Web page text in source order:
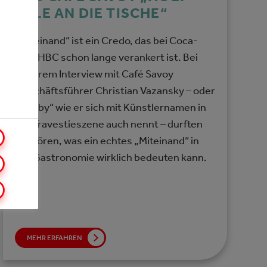
ALLE AN DIE TISCHE“
„Miteinand“ ist ein Credo, das bei Coca-
Cola HBC schon lange verankert ist. Bei
unserem Interview mit Café Savoy
Geschäftsführer Christian Vazansky – oder
„Bobby“ wie er sich mit Künstlernamen in
der Travestieszene auch nennt – durften
wir hören, was ein echtes „Miteinand“ in
der Gastronomie wirklich bedeuten kann.
MEHR ERFAHREN